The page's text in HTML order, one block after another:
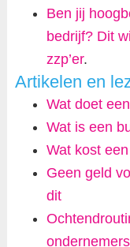
Ben jij
bedrijf? Dit
zzp’er.
Artikelen en
Wat doet
Wat is een
Wat kost
Geen geld
dit
ondernemers